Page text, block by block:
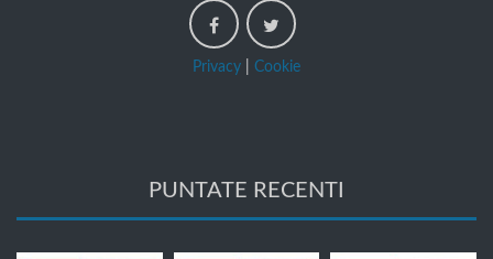
Privacy Cookie
PUNTATE RECENTI